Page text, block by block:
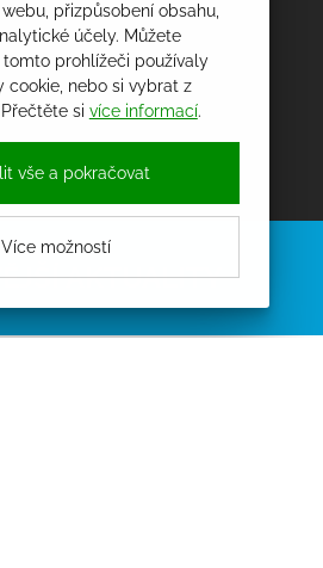
přizpůsobení obsahu,
účely. Můžete
prohlížeči používaly
cookie, nebo si vybrat z
si více informací.
vše a pokračovat
Více možností
AKTUALITY